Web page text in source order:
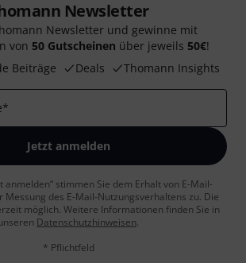
Newsletter
Newsletter und gewinne mit
von 50 Gutscheinen über jeweils 50€!
Beiträge
Deals Thomann Insights
*
Jetzt anmelden
anmelden“ stimmen Sie dem Erhalt von E-Mail-
Messung des E-Mail-Nutzungsverhaltens zu. Die
möglich. Weitere Informationen finden Sie in
Datenschutzhinweisen.
* Pflichtfeld